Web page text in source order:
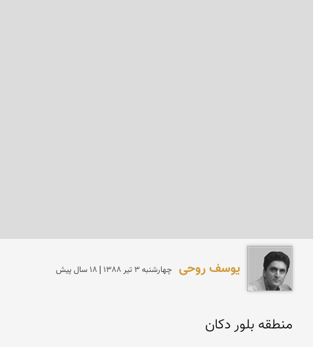
یوسف روحی چهارشنبه 3 تير 1388 | 18 سال پیش
منطقه بلور دکان